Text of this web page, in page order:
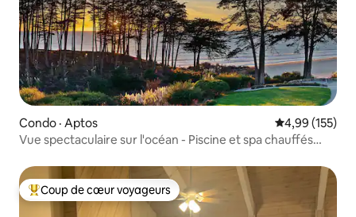
Condo · Aptos Note
4,99 (155)
Vue spectaculaire sur l'océan - Piscine et spa chauffés
Coup de cœur voyageurs parmi les plus aimés
Coup de cœur voyageurs